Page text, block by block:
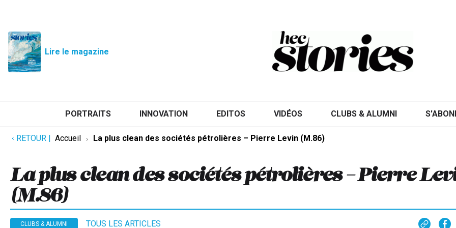
Lire le magazine
PORTRAITS INNOVATION EDITOS VIDÉOS CLUBS & ALUMNI
RETOUR | Accueil La plus clean des sociétés pétrolières – Pierre Levin (M.86)
La plus clean des sociétés pétrolières – Pierre
(M.86)
CLUBS & ALUMNI TOUS LES ARTICLES